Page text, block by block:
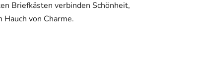
Briefkästen verbinden Schönheit,
von Charme.